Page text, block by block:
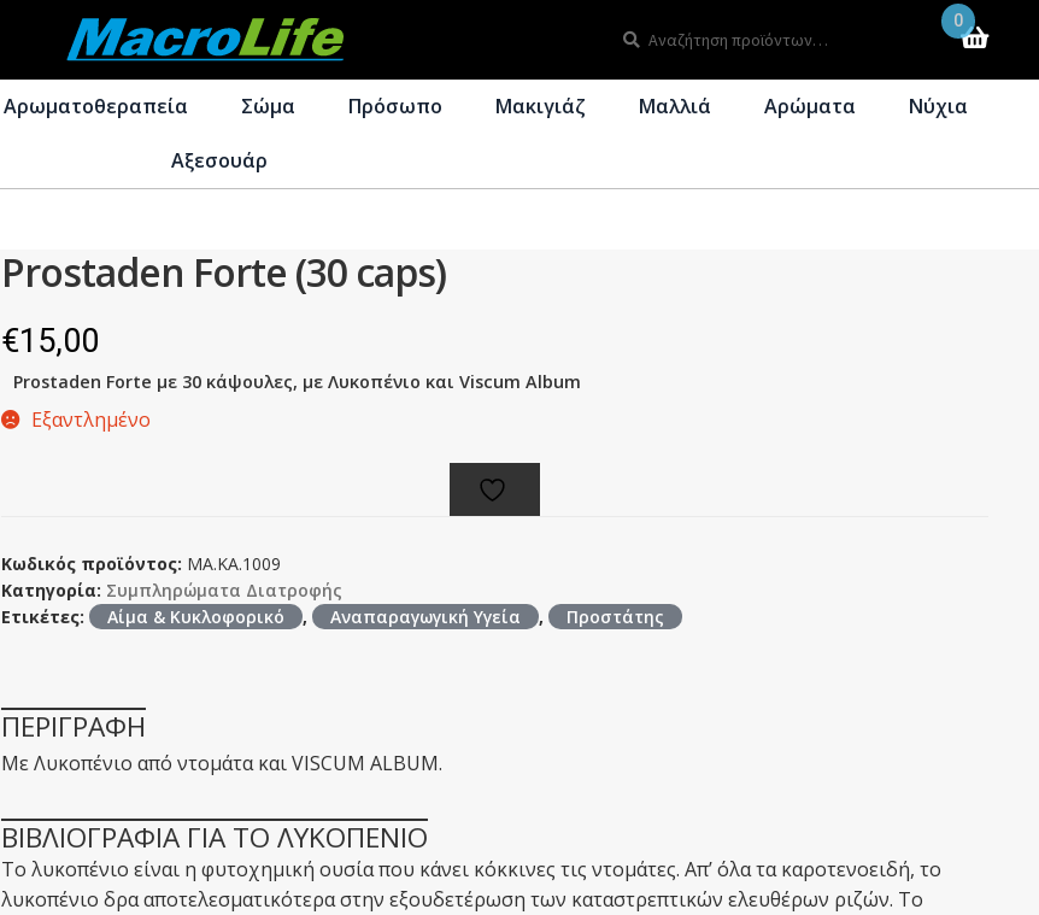
Απευθείας
μετάβαση
στην
Μετάβαση
σε
περιεχόμενο
για:
0
Αρωματοθεραπεία Σώμα Πρόσωπο Μακιγιάζ Μαλλιά Αρώματα Νύχια
Αξεσουάρ
Prostaden Forte (30 caps)
€15,00
Prostaden Forte με 30 κάψουλες, με Λυκοπένιο και Viscum Album
Εξαντλημένο
Κωδικός προϊόντος: MA.KA.1009
Κατηγορία: Συμπληρώματα Διατροφής
Ετικέτες:
Αίμα & Κυκλοφορικό , Αναπαραγωγική Υγεία , Προστάτης
ΠΕΡΙΓΡΑΦΗ
Με Λυκοπένιο από ντομάτα και VISCUM ALBUM.
ΒΙΒΛΙΟΓΡΑΦΙΑ ΓΙΑ ΤΟ ΛΥΚΟΠΕΝΙΟ
Το λυκοπένιο είναι η φυτοχημική ουσία που κάνει κόκκινες τις ντομάτες. Απ’ όλα τα καροτενοειδή, το
λυκοπένιο δρα αποτελεσματικότερα στην εξουδετέρωση των καταστρεπτικών ελευθέρων ριζών. Το